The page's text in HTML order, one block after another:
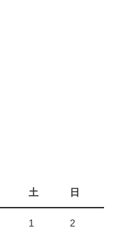
土 日
1
2